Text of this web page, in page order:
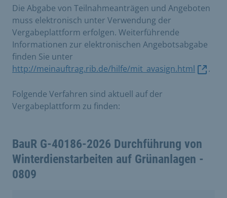
Die Abgabe von Teilnahmeanträgen und Angeboten
muss elektronisch unter Verwendung der
Vergabeplattform erfolgen. Weiterführende
Informationen zur elektronischen Angebotsabgabe
finden Sie unter
http://meinauftrag.rib.de/hilfe/mit_avasign.html
.
Folgende Verfahren sind aktuell auf der
Vergabeplattform zu finden:
BauR G-40186-2026 Durchführung von
Winterdienstarbeiten auf Grünanlagen -
0809